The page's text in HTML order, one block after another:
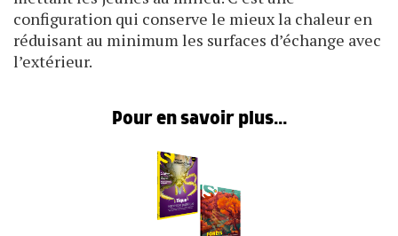
configuration qui conserve le mieux la chaleur en
réduisant au minimum les surfaces d’échange avec
l’extérieur.
Pour en savoir plus...